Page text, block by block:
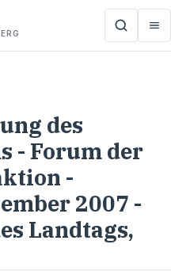
des
- Forum der
-
2007 -
Landtags,